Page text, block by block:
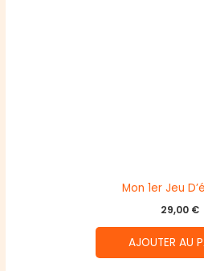
Mon 1er Jeu
29,00 €
AJOUTER AU